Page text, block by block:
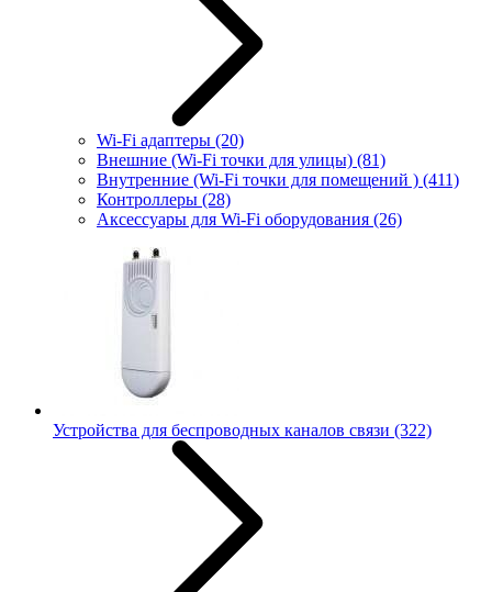
Wi-Fi адаптеры (20)
Внешние (Wi-Fi точки для улицы) (81)
Внутренние (Wi-Fi точки для помещений ) (411)
Контроллеры (28)
Аксессуары для Wi-Fi оборудования (26)
Устройства для беспроводных каналов связи (322)